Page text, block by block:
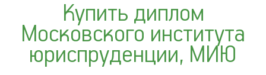
Купить диплом
Московского института
юриспруденции, МИЮ